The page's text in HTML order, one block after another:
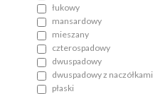
łukowy
mansardowy
mieszany
czterospadowy
dwuspadowy
dwuspadowy z naczółkami
płaski